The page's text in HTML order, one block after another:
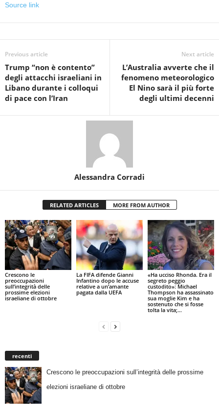
Source link
Previous article
Trump “non è contento”
degli attacchi israeliani in
Libano durante i colloqui
di pace con l’Iran
Next article
L’Australia avverte che il
fenomeno meteorologico
El Nino sarà il più forte
degli ultimi decenni
Alessandra Corradi
RELATED ARTICLES MORE FROM AUTHOR
Crescono le
preoccupazioni
sull’integrità delle
prossime elezioni
israeliane di ottobre
La FIFA difende Gianni
Infantino dopo le accuse
relative a un’amante
pagata dalla UEFA
«Ha ucciso Rhonda. Era il
segreto peggio
custodito»: Michael
Thompson ha assassinato
sua moglie Kim e ha
sostenuto che si fosse
tolta la vita;...
recenti
Crescono le preoccupazioni sull’integrità delle prossime
elezioni israeliane di ottobre